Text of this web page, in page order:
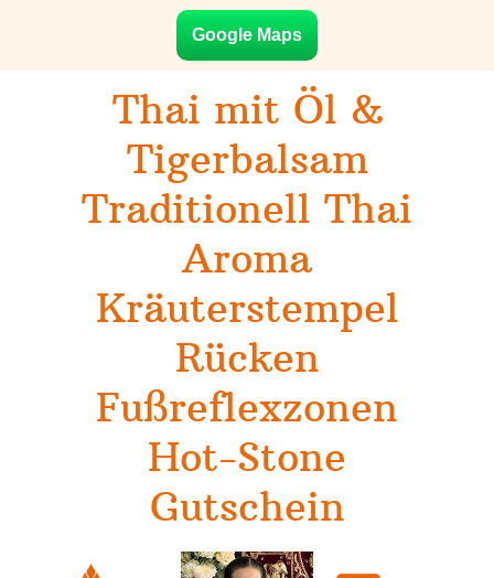
Google Maps
Thai mit Öl &
Tigerbalsam
Traditionell Thai
Aroma
Kräuterstempel
Rücken
Fußreflexzonen
Hot-Stone
Gutschein